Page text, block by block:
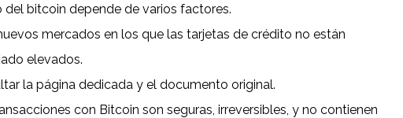
bitcoin depende de varios factores.
mercados en los que las tarjetas de crédito no están
elevados.
la página dedicada y el documento original.
con Bitcoin son seguras, irreversibles, y no contienen